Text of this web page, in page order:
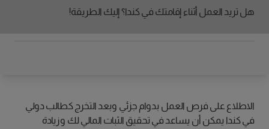
هل تريد العمل أثناء إقامتك في كندا؟ إليك الطريقة!
الاطلاع على فرص العمل بدوام جزئي وبعد التخرج كطالب دولي
في كندا يمكن أن يساعد في تحقيق الثبات المالي لك وزيادة